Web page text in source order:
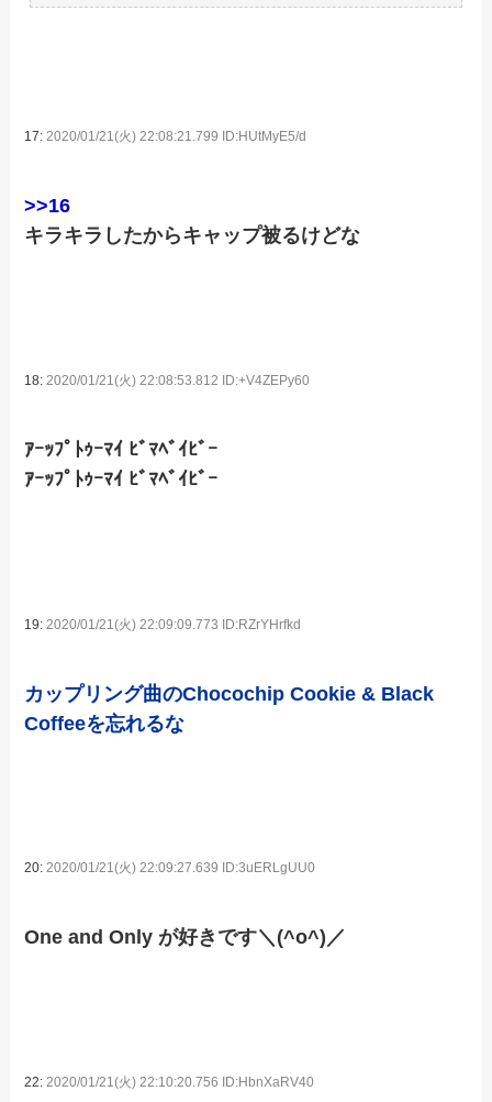
17:2020/01/21(火) 22:08:21.799 ID:HUtMyE5/d
>>16
キラキラしたからキャップ被るけどな
18:2020/01/21(火) 22:08:53.812 ID:+V4ZEPy60
ｱｰｯﾌﾟﾄｩｰﾏｲ ﾋﾞﾏﾍﾞｲﾋﾞｰ
ｱｰｯﾌﾟﾄｩｰﾏｲ ﾋﾞﾏﾍﾞｲﾋﾞｰ
19: 2020/01/21(火) 22:09:09.773 ID:RZrYHrfkd
カップリング曲のChocochip Cookie & Black
Coffeeを忘れるな
20:2020/01/21(火) 22:09:27.639 ID:3uERLgUU0
One and Only が好きです＼(^o^)／
22:2020/01/21(火) 22:10:20.756 ID:HbnXaRV40